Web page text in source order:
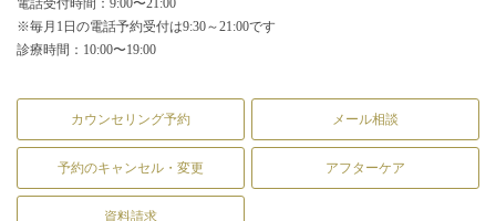
※毎月1日の電話予約受付は9:30～21:00です
診療時間：10:00〜19:00
カウンセリング予約 メール相談
予約のキャンセル・変更 アフターケア
資料請求